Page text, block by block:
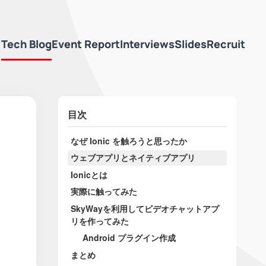
Tech BlogEvent ReportInterviewsSlidesRecruit
目次
なぜ Ionic を触ろうと思ったか
ウェブアプリとネイティブアプリ
Ionicとは
実際に触ってみた
SkyWayを利用してビデオチャットアプ
リを作ってみた
Android プラグイン作成
まとめ